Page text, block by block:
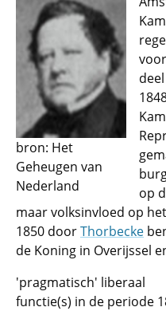
bron: Het
Geheugen van
Nederland
op
maar volksinvloed op
1850 doorThorbecke
de Koning in Overijssel
'pragmatisch' liberaal
functie(s) in de periode